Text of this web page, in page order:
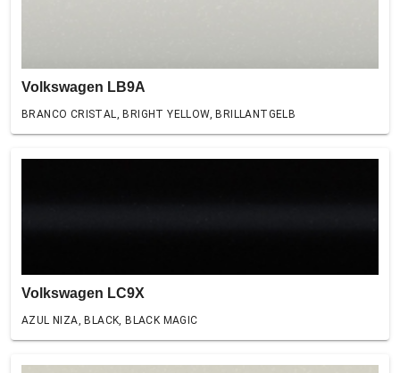
Volkswagen LB9A
BRANCO CRISTAL, BRIGHT YELLOW, BRILLANTGELB
Volkswagen LC9X
AZUL NIZA, BLACK, BLACK MAGIC